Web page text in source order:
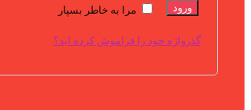
مرا به خاطر بسپار ورود
گذرواژه خود را فراموش کرده اید؟